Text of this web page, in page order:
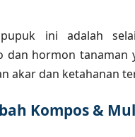
pupuk ini adalah
dan hormon tanaman
akar dan ketahanan
Kompos &